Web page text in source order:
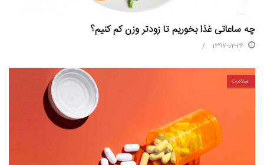
چه ساعاتی غذا بخوریم تا زودتر وزن کم کنیم؟
1397-02-26
سلامت